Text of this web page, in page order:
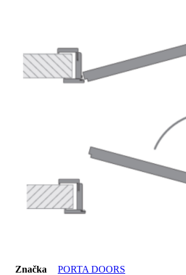
Značka PORTA DOORS